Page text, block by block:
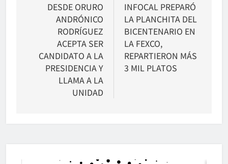
entradas
DESDE ORURO
ANDRÓNICO
RODRÍGUEZ
ACEPTA SER
CANDIDATO A LA
PRESIDENCIA Y
LLAMA A LA
UNIDAD
INFOCAL PREPARÓ
LA PLANCHITA DEL
BICENTENARIO EN
LA FEXCO,
REPARTIERON MÁS
3 MIL PLATOS